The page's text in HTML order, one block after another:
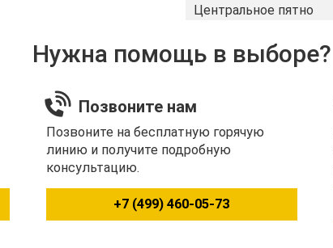
.
условиях,
Центральное пятно
Нужна помощь в выборе?
Позвоните нам
Позвоните на бесплатную горячую
линию и получите подробную
консультацию.
+7 (499) 460-05-73